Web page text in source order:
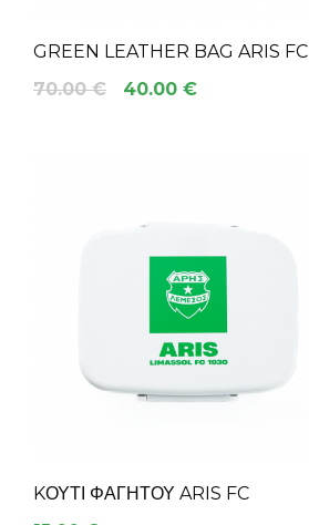
GREEN LEATHER BAG ARIS FC
70.00 €
40.00 €
KΟΥΤΊ ΦΑΓΗΤΟΎ ARIS FC